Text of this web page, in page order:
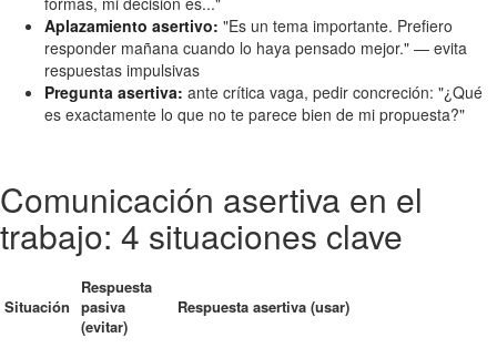
Aplazamiento asertivo: "Es un tema importante. Prefiero
responder mañana cuando lo haya pensado mejor." — evita
respuestas impulsivas
Pregunta asertiva: ante crítica vaga, pedir concreción: "¿Qué
es exactamente lo que no te parece bien de mi propuesta?"
Comunicación asertiva en el
trabajo: 4 situaciones clave
Situación
Respuesta
pasiva
(evitar)
Respuesta asertiva (usar)